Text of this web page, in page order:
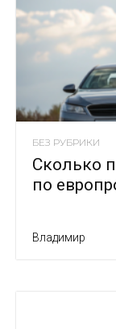
БЕЗ РУБРИКИ
Сколько
по
Владимир